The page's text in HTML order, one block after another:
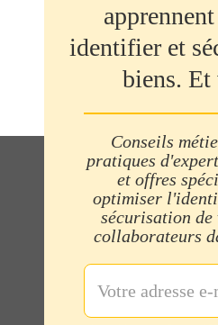
identifier et
biens. Et
Conseils
pratiques
et offres
optimiser
sécurisation de
collaborateurs